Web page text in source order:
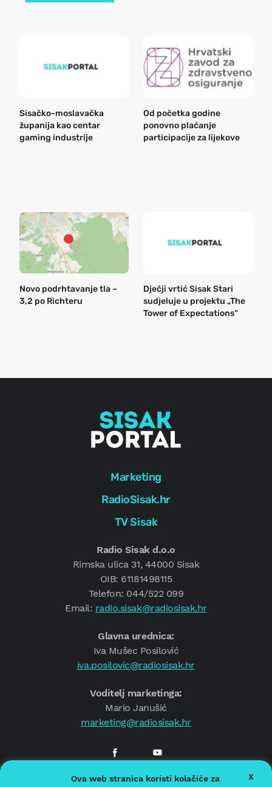
Sisačko-moslavačka
županija kao centar
gaming industrije
Od početka godine
ponovno plaćanje
participacije za lijekove
Novo podrhtavanje tla –
3,2 po Richteru
Dječji vrtić Sisak Stari
sudjeluje u projektu „The
Tower of Expectations“
Marketing
RadioSisak.hr
TV Sisak
Radio Sisak d.o.o
Rimska ulica 31, 44000 Sisak
OIB: 61181498115
Telefon: 044/522 099
Email: radio.sisak@radiosisak.hr
Glavna urednica:
Iva Mušec Posilović
iva.posilovic@radiosisak.hr
Voditelj marketinga:
Mario Janušić
marketing@radiosisak.hr
© 2026.Radio Sisak
Ova web stranica koristi kolačiće za
X